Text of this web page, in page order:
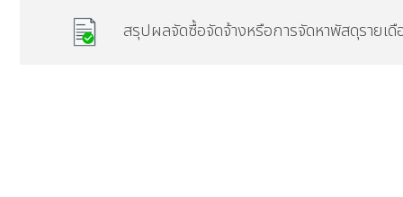
สรุปผลจัดซื้อจัดจ้างหรือการจัดหาพัสดุรายเ